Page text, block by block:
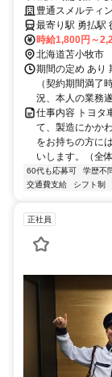
実！豊通スメルティ
最寄り駅 勇払駅
時給1,800円～
北海道苫小牧市
期間の定め あり
（契約期間満了
況、本人の業務
仕事内容 トヨタ
て、製造にかか
をお持ちの方に
いします。（全体
60代も応募可 学歴不
交通費支給
シフト制
正社員